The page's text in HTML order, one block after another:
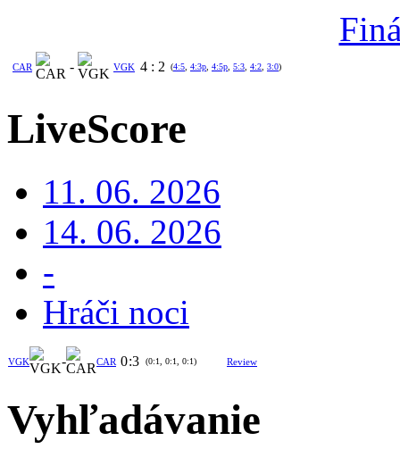
CAR - VGK 4 : 2 (4:5 4:3p 4:5p 5:3 4:2 3:0)
LiveScore
11. 06. 2026
14. 06. 2026
-
Hráči noci
VGK - CAR 0:3 (0:1, 0:1, 0:1) Review
Vyhľadávanie